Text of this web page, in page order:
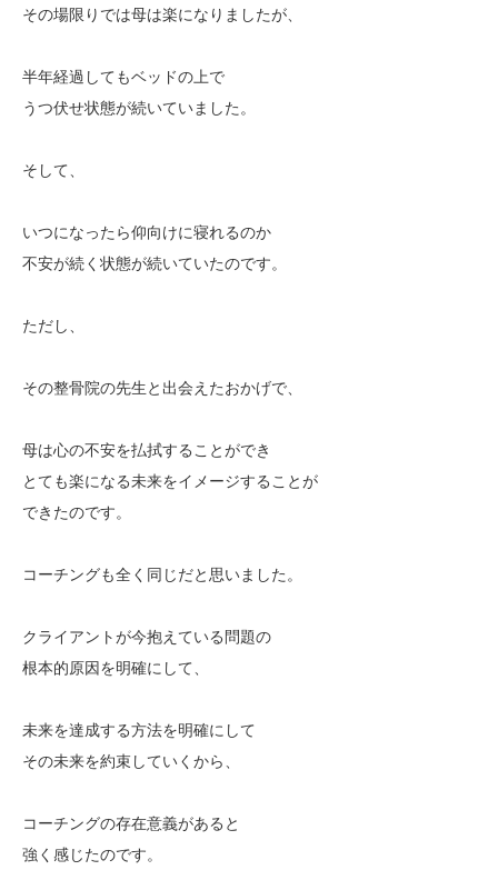
その場限りでは母は楽になりましたが、
半年経過してもベッドの上で
うつ伏せ状態が続いていました。
そして、
いつになったら仰向けに寝れるのか
不安が続く状態が続いていたのです。
ただし、
その整骨院の先生と出会えたおかげで、
母は心の不安を払拭することができ
とても楽になる未来をイメージすることが
できたのです。
コーチングも全く同じだと思いました。
クライアントが今抱えている問題の
根本的原因を明確にして、
未来を達成する方法を明確にして
その未来を約束していくから、
コーチングの存在意義があると
強く感じたのです。